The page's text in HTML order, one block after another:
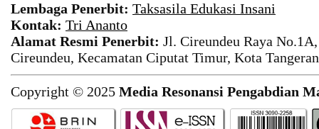
Lembaga Penerbit: Taksasila Edukasi Insani
Kontak: Tri Ananto
Alamat Resmi Penerbit: Jl. Cireundeu Raya
Cireundeu, Kecamatan Ciputat Timur, Kota
Copyright © 2025 Media Resonansi Pengabdian